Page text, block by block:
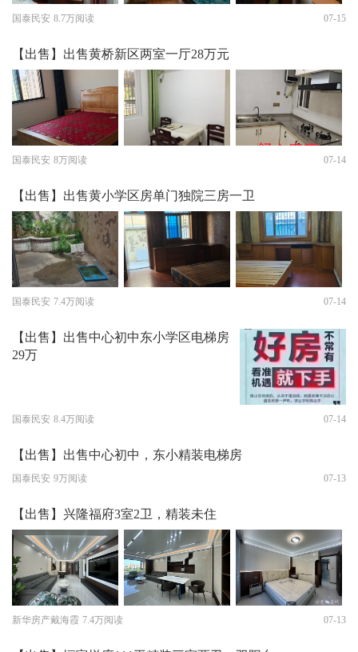
国泰民安 8.7万阅读 07-15
【出售】出售黄桥新区两室一厅28万元
国泰民安 8万阅读 07-14
【出售】出售黄小学区房单门独院三房一卫
国泰民安 7.4万阅读 07-14
【出售】出售中心初中东小学区电梯房
29万
国泰民安 8.4万阅读 07-14
【出售】出售中心初中，东小精装电梯房
国泰民安 9万阅读 07-13
【出售】兴隆福府3室2卫，精装未住
新华房产戴海霞 7.4万阅读 07-13